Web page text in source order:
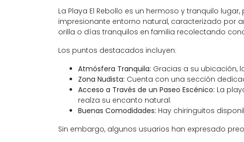
La Playa El Rebollo es un hermoso y tranquilo
impresionante entorno natural, caracterizado por
orilla o días tranquilos en familia recolectando
Los puntos destacados incluyen:
Atmósfera Tranquila: Gracias a su ubicación,
Zona Nudista: Cuenta con una sección
Acceso a Través de un Paseo Escénico: La
realza su encanto natural.
Buenas Comodidades: Hay chiringuitos
Sin embargo, algunos usuarios han expresado